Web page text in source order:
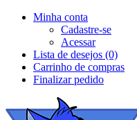
Minha conta
Cadastre-se
Acessar
Lista de desejos (0)
Carrinho de compras
Finalizar pedido